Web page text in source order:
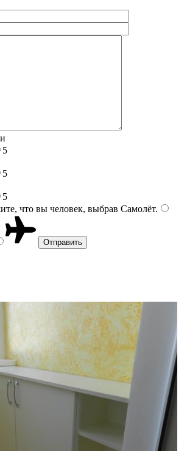
5
5
5
что вы человек, выбрав Самолёт.